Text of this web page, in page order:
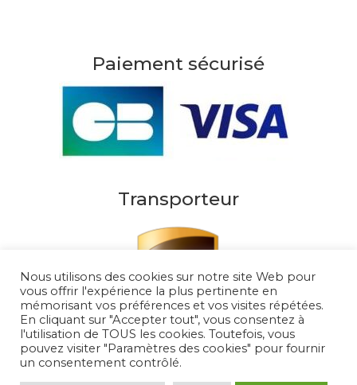
Paiement sécurisé
Transporteur
Nous utilisons des cookies sur notre site Web pour
vous offrir l'expérience la plus pertinente en
mémorisant vos préférences et vos visites répétées.
En cliquant sur "Accepter tout", vous consentez à
l'utilisation de TOUS les cookies. Toutefois, vous
pouvez visiter "Paramètres des cookies" pour fournir
un consentement contrôlé.